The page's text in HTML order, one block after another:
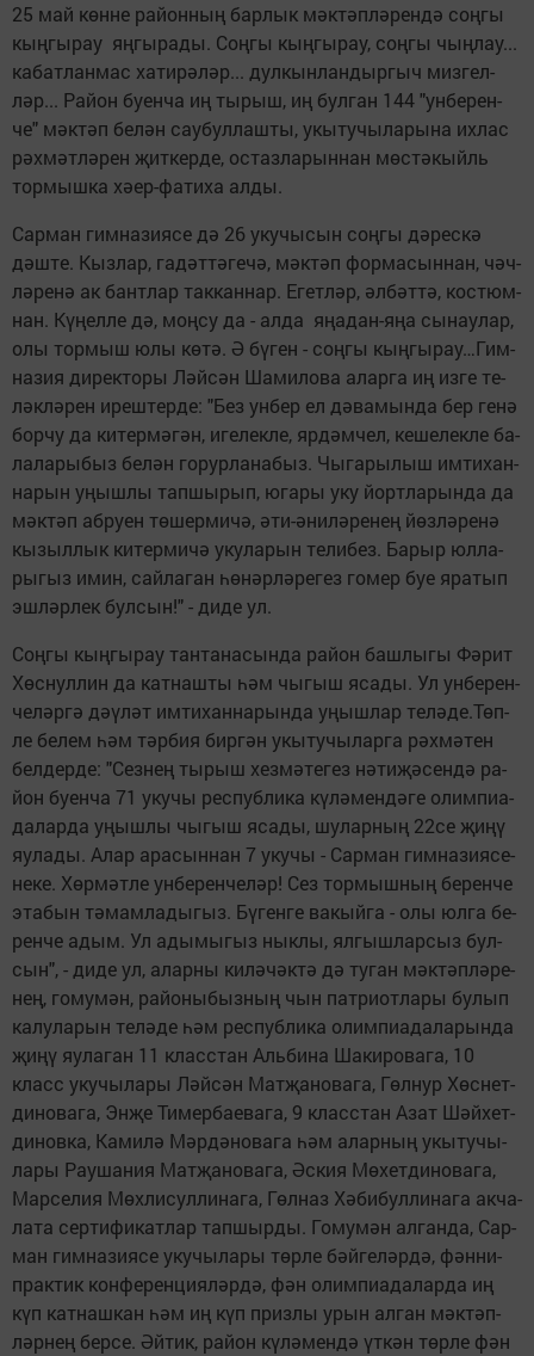
25 май көн­не ра­йон­ның бар­лык мәк­тәп­лә­рен­дә соң­гы
кың­гы­рау ­ яң­гы­ра­ды. Соң­гы кың­гы­рау, соң­гы чың­лау...
ка­бат­лан­мас ха­ти­рә­ләр... дул­кын­лан­дыр­гыч миз­гел­
ләр... Ра­йон бу­ен­ча иң ты­рыш, иң бул­ган 144 "ун­бе­рен­
че" мәк­тәп бе­лән сау­бул­лаш­ты, укы­ту­чы­ла­ры­на их­лас
рәх­мәт­лә­рен ­җит­кер­де, ос­таз­ла­рын­нан ­мөс­тә­кыйль
тор­мыш­ка хә­ер-фа­ти­ха ал­ды.
Сар­ман гим­на­зи­я­се дә 26 уку­чы­сын соң­гы дә­рес­кә
дәш­те. Кыз­лар, га­дәт­тә­ге­чә, мәк­тәп фор­ма­сын­нан, ­чәч­
лә­ре­нә ак бант­лар так­кан­нар. Егет­ләр, әл­бәт­тә, ­кос­тюм­
нан. ­Кү­ңел­ле дә, моң­су да - ал­да ­ я­ңа­дан-яңа сы­нау­лар,
о­лы тор­мыш юлы кө­тә. Ә бү­ген - соң­гы кың­гы­рау…­Гим­
на­зия ди­рек­то­ры Ләй­сән Ша­ми­ло­ва алар­га иң из­ге те­
ләк­лә­рен иреш­тер­де: "Без ун­бер ел дә­ва­мын­да бер ге­нә
бор­чу да ки­тер­мә­гән, иге­лек­ле, яр­дәм­чел, ке­ше­лек­ле ба­
ла­ла­ры­быз бе­лән го­рур­ла­на­быз. Чы­га­ры­лыш им­ти­хан­
на­рын уңыш­лы тап­шы­рып, юга­ры уку йорт­ла­рын­да да
мәк­тәп аб­ру­ен тө­шер­ми­чә, әти-әни­лә­ре­нең йөз­лә­ре­нә
кы­зыл­лык ки­тер­ми­чә уку­ла­рын те­ли­без. Ба­рыр юл­ла­
ры­гыз имин, сай­ла­ган һө­нәр­лә­ре­гез го­мер буе яра­тып
эш­ләр­лек бул­сын!" - ди­де ул.
Соң­гы кың­гы­рау тан­та­на­сын­да ра­йон баш­лы­гы Фә­рит
Хөс­нул­лин да кат­наш­ты һәм чы­гыш яса­ды. Ул ун­бе­рен­
че­ләр­гә дәү­ләт им­ти­хан­на­рын­да уңыш­лар те­лә­де.Төп­
ле бе­лем һәм тәр­бия бир­гән укы­ту­чы­лар­га рәх­мә­тен
бел­дер­де: "Сез­нең ты­рыш хез­мә­те­гез нә­ти­җә­сен­дә ра­
йон бу­ен­ча 71 уку­чы рес­пуб­ли­ка кү­лә­мен­дә­ге олим­пи­а­
да­лар­да уңыш­лы чы­гыш яса­ды, шу­лар­ның 22се җи­ңү
яу­ла­ды. Алар ара­сын­нан 7 уку­чы - Сар­ман гим­на­зи­я­се­
не­ке. Хөр­мәт­ле ун­бе­рен­че­ләр! Сез тор­мыш­ның бе­рен­че
эта­бын тә­мам­ла­ды­гыз. Бү­ген­ге ва­кый­га - олы юл­га бе­
рен­че адым. Ул ады­мы­гыз нык­лы, ял­гыш­лар­сыз бул­
сын", - ди­де ул, алар­ны ки­лә­чәк­тә дә ту­ган мәк­тәп­лә­ре­
нең, го­му­мән, ра­йо­ны­быз­ның чын пат­ри­от­ла­ры бу­лып
ка­лу­ла­рын те­лә­де һәм рес­пуб­ли­ка олим­пи­а­да­ла­рын­да
җи­ңү яу­ла­ган 11 класс­тан Аль­би­на Ша­ки­ро­ва­га, 10
класс уку­чы­ла­ры Ләй­сән Мат­җа­но­ва­га, Гөл­нур Хөс­нет­
ди­но­ва­га, Эн­җе Ти­мер­ба­е­ва­га, 9 класс­тан Азат Шәй­хет­
ди­нов­ка, Ка­ми­лә Мәр­дә­но­ва­га һәм алар­ның укы­ту­чы­
ла­ры Рау­ша­ния Мат­җа­но­ва­га, Әс­кия Мө­хет­ди­но­ва­га,
Мар­се­лия Мөх­ли­сул­ли­на­га, Гөл­наз Хә­би­бул­ли­на­га ак­ча­
ла­та сер­ти­фи­кат­лар тап­шыр­ды. Го­му­мән ал­ган­да, Сар­
ман гим­на­зи­я­се уку­чы­ла­ры төр­ле бәй­ге­ләр­дә, фән­ни-
прак­тик кон­фе­рен­ци­я­ләр­дә, фән олим­пи­а­да­лар­да иң
күп кат­наш­кан һәм иң күп приз­лы урын ал­ган мәк­тәп­
ләр­нең бер­се. Әй­тик, ра­йон кү­лә­мен­дә үт­кән төр­ле фән